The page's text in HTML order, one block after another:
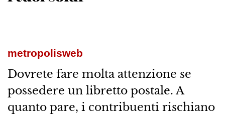
metropolisweb
Dovrete fare molta attenzione se
possedere un libretto postale. A
quanto pare, i contribuenti rischiano